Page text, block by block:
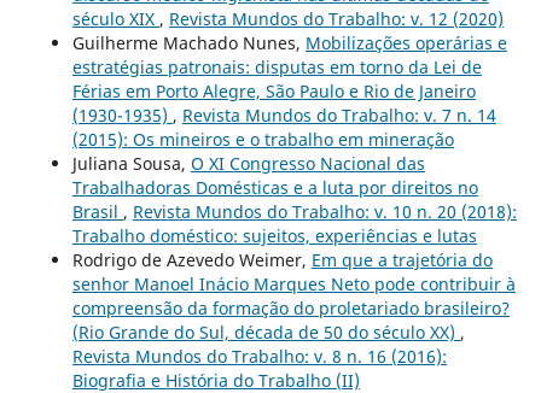
século XIX , Revista Mundos do Trabalho: v. 12 (2020)
Guilherme Machado Nunes, Mobilizações operárias e
estratégias patronais: disputas em torno da Lei de
Férias em Porto Alegre, São Paulo e Rio de Janeiro
(1930-1935) , Revista Mundos do Trabalho: v. 7 n. 14
(2015): Os mineiros e o trabalho em mineração
Juliana Sousa, O XI Congresso Nacional das
Trabalhadoras Domésticas e a luta por direitos no
Brasil , Revista Mundos do Trabalho: v. 10 n. 20 (2018):
Trabalho doméstico: sujeitos, experiências e lutas
Rodrigo de Azevedo Weimer, Em que a trajetória do
senhor Manoel Inácio Marques Neto pode contribuir à
compreensão da formação do proletariado brasileiro?
(Rio Grande do Sul, década de 50 do século XX) ,
Revista Mundos do Trabalho: v. 8 n. 16 (2016):
Biografia e História do Trabalho (II)